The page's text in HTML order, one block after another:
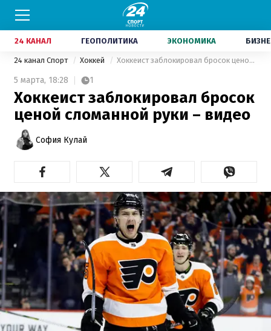
24 КАНАЛ ГЕОПОЛИТИКА ЭКОНОМИКА
24 канал Спорт Хоккей Хоккеист заблокировал бросок ценой сломанной руки – видео
5 марта, 18:28 1
Хоккеист заблокировал бросок
ценой сломанной руки – видео
София Кулай